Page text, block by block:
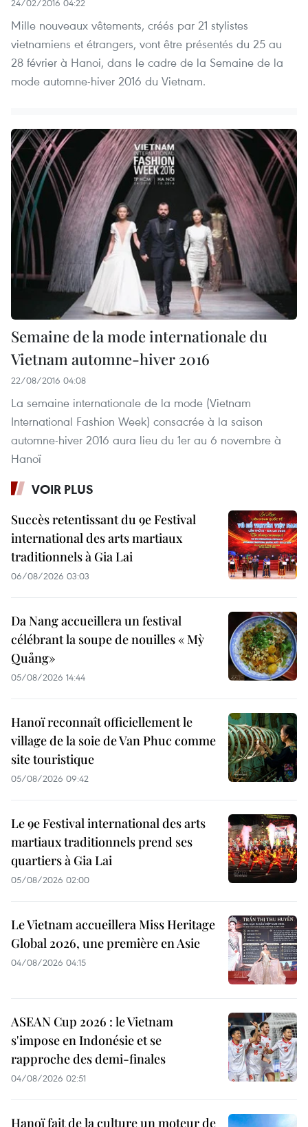
24/02/2016 04:22
Mille nouveaux vêtements, créés par 21 stylistes
vietnamiens et étrangers, vont être présentés du 25 au
28 février à Hanoi, dans le cadre de la Semaine de la
mode automne-hiver 2016 du Vietnam.
Semaine de la mode internationale du
Vietnam automne-hiver 2016
22/08/2016 04:08
La semaine internationale de la mode (Vietnam
International Fashion Week) consacrée à la saison
automne-hiver 2016 aura lieu du 1er au 6 novembre à
Hanoï
VOIR PLUS
Succès retentissant du 9e Festival
international des arts martiaux
traditionnels à Gia Lai
06/08/2026 03:03
Da Nang accueillera un festival
célébrant la soupe de nouilles « Mỳ
Quảng»
05/08/2026 14:44
Hanoï reconnaît officiellement le
village de la soie de Van Phuc comme
site touristique
05/08/2026 09:42
Le 9e Festival international des arts
martiaux traditionnels prend ses
quartiers à Gia Lai
05/08/2026 02:00
Le Vietnam accueillera Miss Heritage
Global 2026, une première en Asie
04/08/2026 04:15
ASEAN Cup 2026 : le Vietnam
s'impose en Indonésie et se
rapproche des demi-finales
04/08/2026 02:51
Hanoï fait de la culture un moteur de